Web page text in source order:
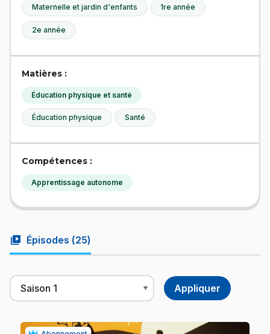
Maternelle et jardin d'enfants 1re année
2e année
Matières :
Éducation physique et santé
Éducation physique Santé
Compétences :
Apprentissage autonome
video_library Épisodes (25)